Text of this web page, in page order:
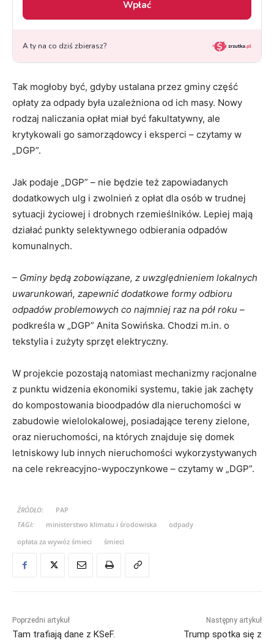
Tak mogłoby być, gdyby ustalana przez gminy część
opłaty za odpady była uzależniona od ich masy. Nowy
rodzaj naliczania opłat miał być fakultatywny, ale
krytykowali go samorządowcy i eksperci – czytamy w
„DGP”.
Jak podaje „DGP” – nie będzie też zapowiadanych
dodatkowych ulg i zwolnień z opłat dla osób w trudnej
sytuacji życiowej i drobnych rzemieślników. Lepiej mają
działać punkty selektywnego odbierania odpadów
komunalnych.
– Gminy będą zobowiązane, z uwzględnieniem lokalnych
uwarunkowań, zapewnić dodatkowe formy odbioru
odpadów problemowych co najmniej raz na pół roku –
podkreśla w „DGP” Anita Sowińska. Chodzi m.in. o
tekstylia i zużyty sprzęt elektryczny.
W projekcie pozostają natomiast mechanizmy racjonalne
z punktu widzenia ekonomiki systemu, takie jak zachęty
do kompostowania bioodpadów dla nieruchomości w
zabudowie wielolokalowej, posiadające tereny zielone,
oraz nieruchomości, na których znajduje się domek
letniskowy lub innych nieruchomości wykorzystywanych
na cele rekreacyjno-wypoczynkowe – czytamy w „DGP”.
ŹRÓDŁO:
PAP
TAGI:
ministerstwo klimatu i środowiska
odpady
opłata za wywóz śmieci
śmieci
Poprzedni artykuł
Tam trafiają dane z KSeF.
Następny artykuł
Trump spotka się z